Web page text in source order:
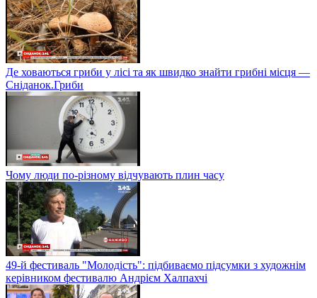
Де ховаються гриби у лісі та як швидко знайти грибні місця —
Сніданок.Гриби
Чому люди по-різному відчувають плин часу
49-й фестиваль "Молодість": підбиваємо підсумки з художнім
керівником фестивалю Андрієм Халпахчі